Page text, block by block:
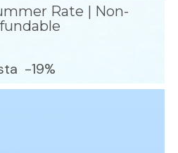
Rate | Non-
-19%